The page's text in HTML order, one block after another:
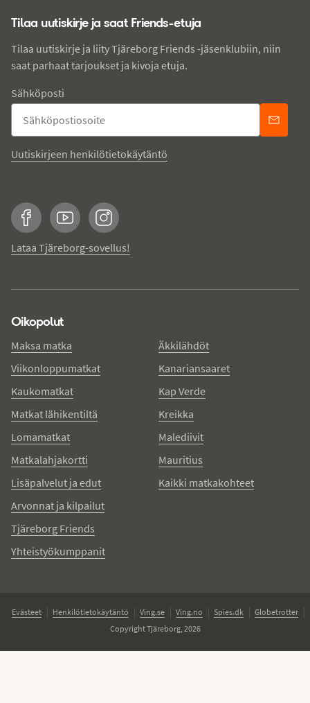
Tilaa uutiskirje ja saat Friends-etuja
Tilaa uutiskirje ja liity Tjäreborg Friends -jäsenklubiin, niin
saat parhaat tarjoukset ja kivoja etuja.
Sähköposti
Uutiskirjeen henkilötietokäytäntö
FacebookYouTubeInstagram
Lataa Tjäreborg-sovellus!
Oikopolut
Maksa matka
Viikonloppumatkat
Kaukomatkat
Matkat lähikentiltä
Lomamatkat
Matkalahjakortti
Lisäpalvelut ja edut
Arvonnat ja kilpailut
Tjäreborg Friends
Yhteistyökumppanit
Äkkilähdöt
Kanariansaaret
Kap Verde
Kreikka
Malediivit
Mauritius
Kaikki matkakohteet
Evästeet Henkilötietokäytäntö Ving.se Ving.no Spies.dk
Globetrotter
Copyright Tjäreborg, 2026